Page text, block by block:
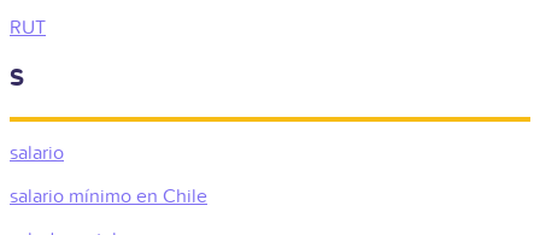
RUT
S
salario
salario mínimo en Chile